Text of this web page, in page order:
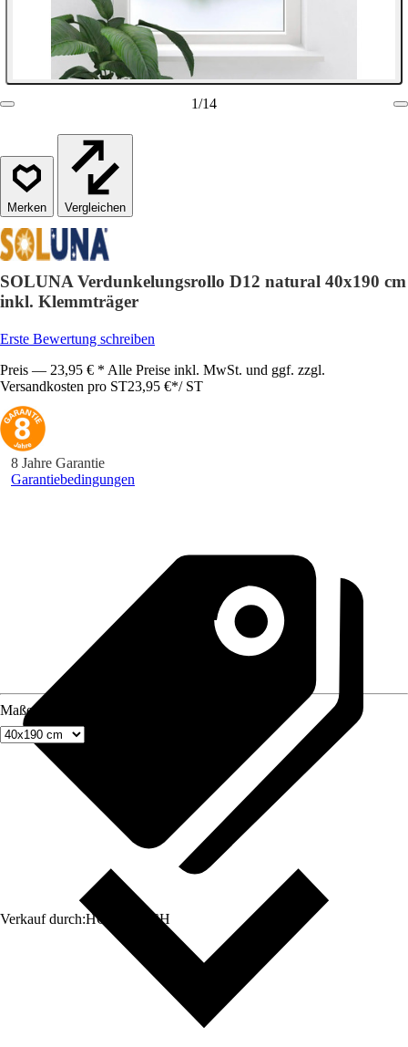
1/14
Vergleichen
SOLUNA Verdunkelungsrollo D12 natural 40x190 cm
inkl. Klemmträger
Erste Bewertung schreiben
Preis — 23,95 € * Alle Preise inkl. MwSt. und ggf. zzgl.
Versandkosten pro ST23,95 €*/ ST
8 Jahre Garantie
Garantiebedingungen
Verkauf durch:HORNBACH
Maße (BxH)